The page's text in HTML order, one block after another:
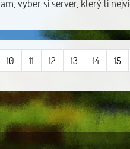
vyber si server, který ti
10 11 12 13 14 15